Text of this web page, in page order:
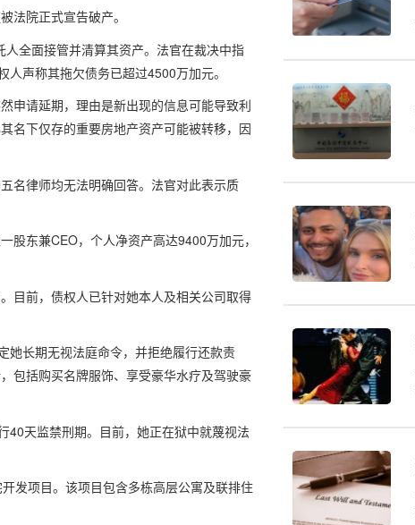
法院正式宣告破产。
全面接管并清算其资产。法官在裁决中指
声称其拖欠债务已超过4500万加元。
申请延期，理由是新出现的信息可能导致利
名下仅存的重要房地产资产可能被转移，因
名律师均无法明确回答。法官对此表示质
股东兼CEO，个人净资产高达9400万加元，
目前，债权人已针对她本人及相关公司取得
她长期无视法庭命令，并拒绝履行还款责
包括购买名牌服饰、享受豪华水疗及驾驶豪
40天监禁刑期。目前，她正在狱中就蔑视法
发项目。该项目包含多栋高层公寓及联排住